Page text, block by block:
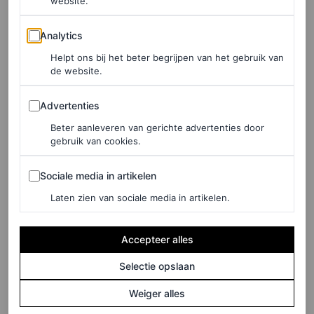
met licht glanzende nude lippen en gedefinieerde ogen
met eyeliner. Haar lokken werden gestyled door haar
vaste kapper Dimitris Giannetos (die haar onlangs ook
een frisse herfstlook gaf
golven werden geaccentueerd met glanzende, latte-
kleurige highlights die haar gezicht omlijstten.
LEES OOK
Amal Clooney draagt een geweldige vintage
jurk op de rode loper in Venetië
LAURA TORTORA EN FEMKE HABRAKEN
Opvallende jumpsuit
Analytics
Analytics
Helpt ons bij het beter begrijpen van het gebruik van
de website.
Advertenties
Advertenties
Beter aanleveren van gerichte advertenties door
gebruik van cookies.
Sociale media in artikelen
Sociale media in artikelen
Laten zien van sociale media in artikelen.
Accepteer alles
Selectie opslaan
Weiger alles